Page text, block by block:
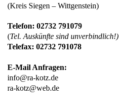
(Kreis Siegen – Wittgenstein)
Telefon: 02732 791079
(Tel. Auskünfte sind unverbindlich!)
Telefax: 02732 791078
E-Mail Anfragen:
info@ra-kotz.de
ra-kotz@web.de